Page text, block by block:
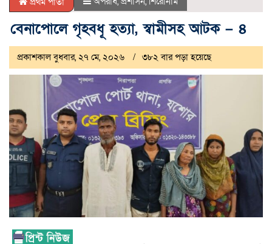
বেনাপোলে গৃহবধূ হত্যা, স্বামীসহ আটক – ৪
প্রকাশকাল বুধবার, ২৭ মে, ২০২৬ ৩৮২ বার পড়া হয়েছে